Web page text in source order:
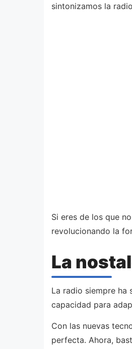
sintonizamos la
Si eres de los que
revolucionando la
La
La radio siempre ha
capacidad para
Con las nuevas
perfecta. Ahora,